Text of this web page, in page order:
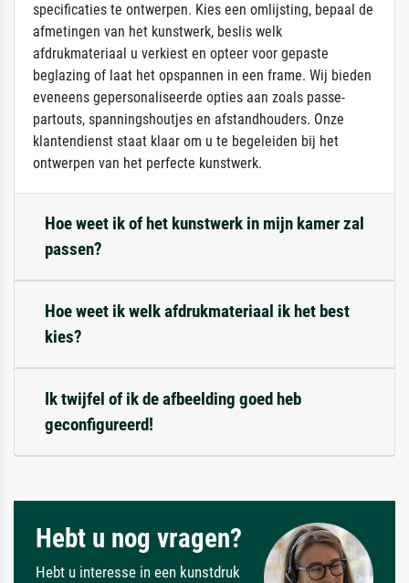
specificaties te ontwerpen. Kies een omlijsting, bepaal de
afmetingen van het kunstwerk, beslis welk
afdrukmateriaal u verkiest en opteer voor gepaste
beglazing of laat het opspannen in een frame. Wij bieden
eveneens gepersonaliseerde opties aan zoals passe-
partouts, spanningshoutjes en afstandhouders. Onze
klantendienst staat klaar om u te begeleiden bij het
ontwerpen van het perfecte kunstwerk.
Hoe weet ik of het kunstwerk in mijn kamer zal
passen?
Hoe weet ik welk afdrukmateriaal ik het best
kies?
Ik twijfel of ik de afbeelding goed heb
geconfigureerd!
Hebt u nog vragen?
Hebt u interesse in een kunstdruk